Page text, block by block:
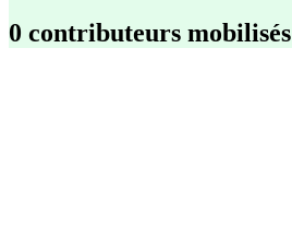
0 contributeurs mobilisés